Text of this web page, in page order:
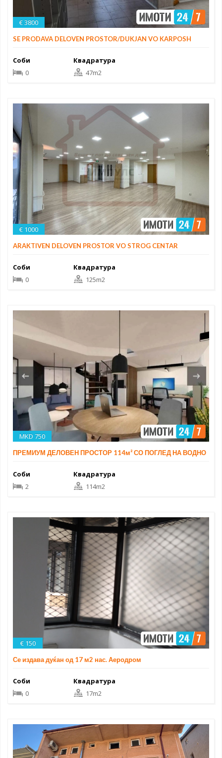
€ 3800
SE PRODAVA DELOVEN PROSTOR/DUKJAN VO KARPOSH
Соби
0
Квадратура
47m2
€ 1000
ARAKTIVEN DELOVEN PROSTOR VO STROG CENTAR
Соби
0
Квадратура
125m2
MKD 750
ПРЕМИУМ ДЕЛОВЕН ПРОСТОР 114м² СО ПОГЛЕД НА ВОДНО
Соби
2
Квадратура
114m2
€ 150
Се издава дуќан од 17 м2 нас. Аеродром
Соби
0
Квадратура
17m2